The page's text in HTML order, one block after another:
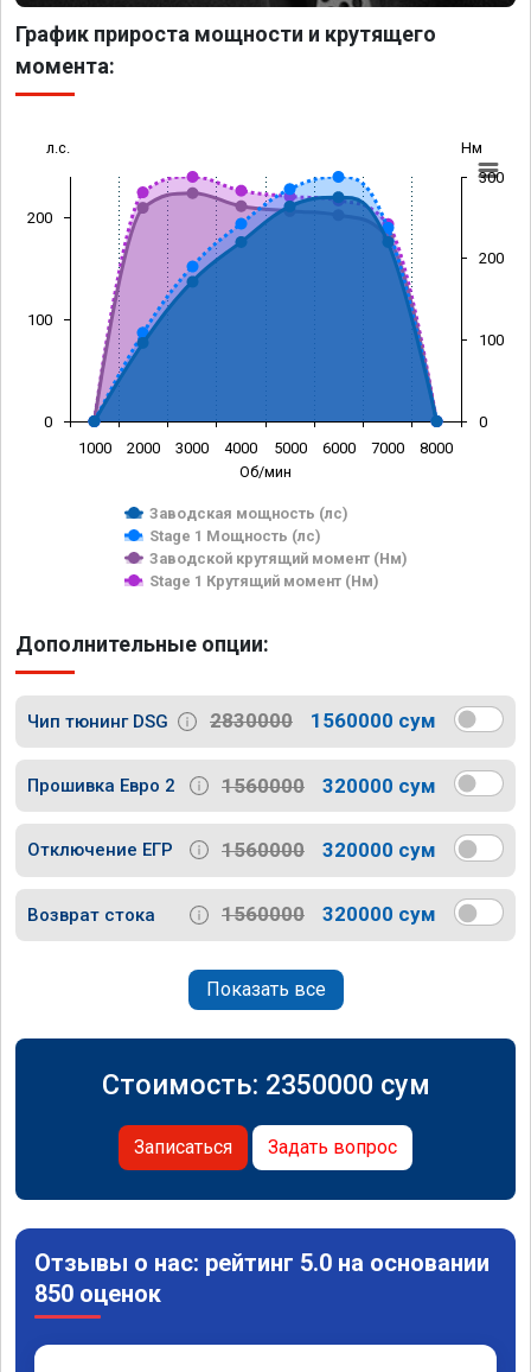
График прироста мощности и крутящего
момента:
Об/мин
л.с. Нм
Заводская мощность (лс)
Stage 1 Мощность (лс)
Заводской крутящий момент (Нм)
Stage 1 Крутящий момент (Нм)
1000 2000 3000 4000 5000 6000 7000 8000
0
100
200
0
100
200
300
Дополнительные опции:
Чип тюнинг DSG 2830000 1560000 сум
Прошивка Евро 2 1560000 320000 сум
Отключение ЕГР 1560000 320000 сум
Возврат стока 1560000 320000 сум
Показать все
Стоимость: 2350000 сум
Записаться Задать вопрос
Отзывы о нас: рейтинг 5.0 на основании
850 оценок